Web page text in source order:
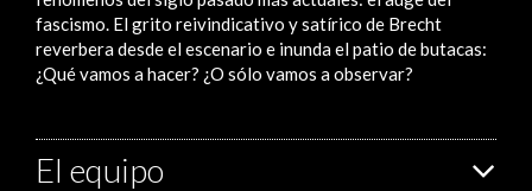
fascismo. El grito reivindicativo y satírico de Brecht
reverbera desde el escenario e inunda el patio de butacas:
¿Qué vamos a hacer? ¿O sólo vamos a observar?
El equipo